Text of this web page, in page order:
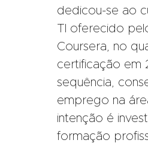
dedicou-se ao
TI oferecido
Coursera, no
certificação em
sequência,
emprego na
intenção é
formação